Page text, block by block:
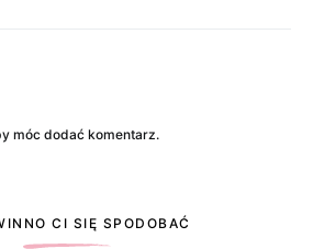
móc dodać komentarz.
CI SIĘ SPODOBAĆ